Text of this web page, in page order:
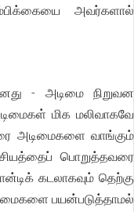
அவர்களால்
- அடிமை நிறுவன
மிக மலிவாகவே
அடிமைகளை வாங்கும்
பொறுத்தவரை
கடலாகவும் தெற்கு
பயன்படுத்தாமல்